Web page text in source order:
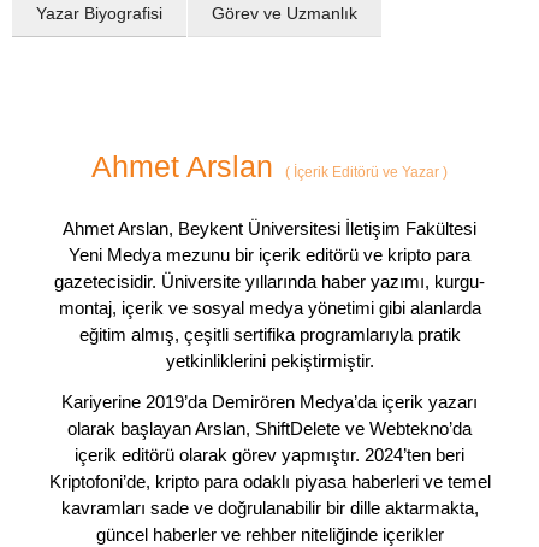
Yazar Biyografisi Görev ve Uzmanlık
Ahmet Arslan ( İçerik Editörü ve Yazar )
Ahmet Arslan, Beykent Üniversitesi İletişim Fakültesi
Yeni Medya mezunu bir içerik editörü ve kripto para
gazetecisidir. Üniversite yıllarında haber yazımı, kurgu-
montaj, içerik ve sosyal medya yönetimi gibi alanlarda
eğitim almış, çeşitli sertifika programlarıyla pratik
yetkinliklerini pekiştirmiştir.
Kariyerine 2019’da Demirören Medya’da içerik yazarı
olarak başlayan Arslan, ShiftDelete ve Webtekno’da
içerik editörü olarak görev yapmıştır. 2024’ten beri
Kriptofoni’de, kripto para odaklı piyasa haberleri ve temel
kavramları sade ve doğrulanabilir bir dille aktarmakta,
güncel haberler ve rehber niteliğinde içerikler